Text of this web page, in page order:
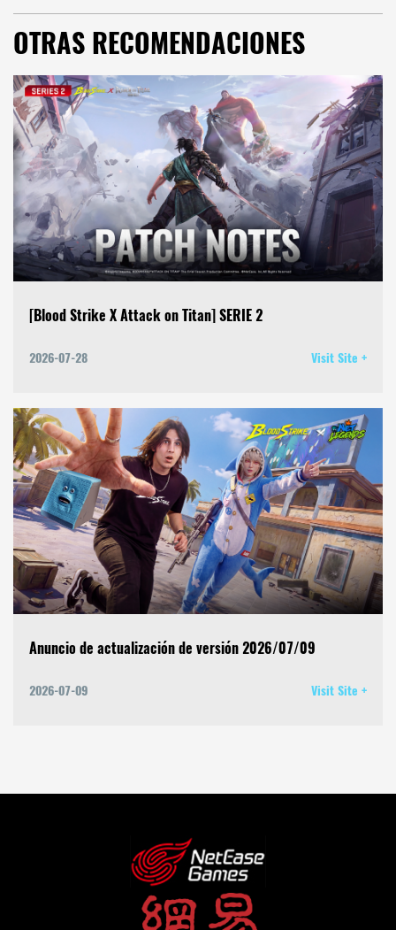
OTRAS RECOMENDACIONES
[Blood Strike X Attack on Titan] SERIE 2
2026-07-28 Visit Site +
Anuncio de actualización de versión 2026/07/09
2026-07-09 Visit Site +